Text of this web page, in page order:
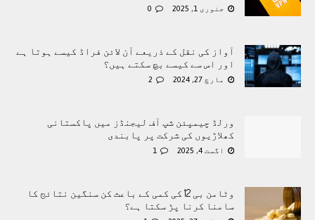
جنوری 1, 2025 0
آواز کی نقل کے ذریعے آن لائن فراڈ کیسے ہوتا ہے
اور اس سے کیسے بچ سکتے ہیں؟
مارچ 27, 2024 2
ورلڈ چیمپئن شپ آف لیجنڈز میں پاکستانی
کھلاڑیوں کی شرکت پر پابندی
اگست 4, 2025 1
وٹامن بی 12 کی کمی کے باعث کن سنگین نتائج کا
سامنا کرنا پڑ سکتا ہے؟